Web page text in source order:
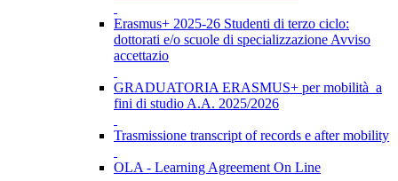
Erasmus+ 2025-26 Studenti di terzo ciclo:
dottorati e/o scuole di specializzazione Avviso
accettazio
GRADUATORIA ERASMUS+ per mobilità a
fini di studio A.A. 2025/2026
Trasmissione transcript of records e after mobility
OLA - Learning Agreement On Line